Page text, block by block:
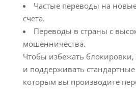
Частые переводы на
счета.
Переводы в страны с
мошенничества.
Чтобы избежать
и поддерживать
которым вы производите